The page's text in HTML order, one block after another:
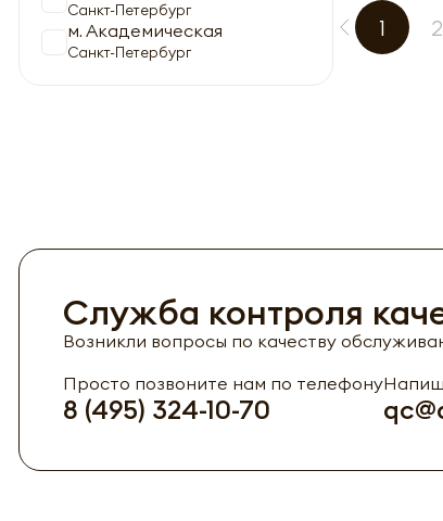
Санкт-Петербург
м. Академическая
Санкт-Петербург
1 2
Служба контроля
Возникли вопросы по качеству
Просто позвоните нам по телефону
8 (495) 324-10-70